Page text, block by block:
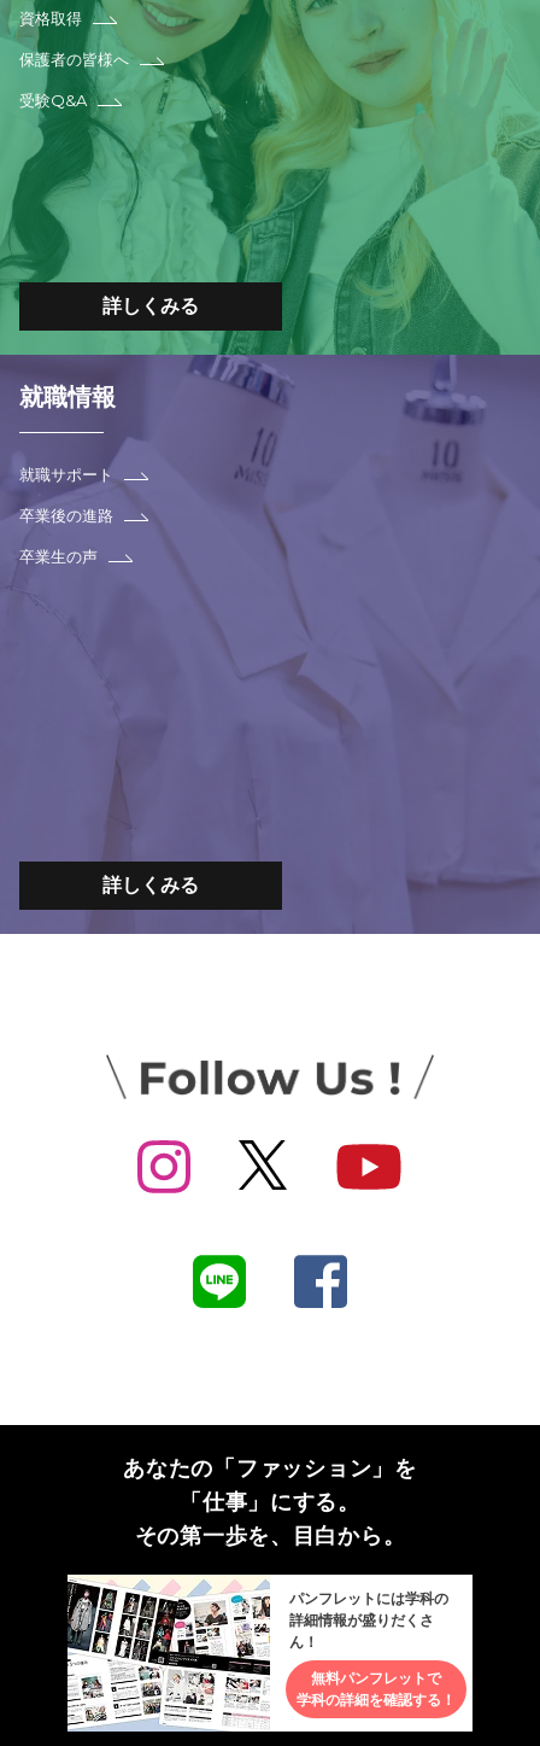
資格取得
保護者の皆様へ
受験Q&A
詳しくみる
就職情報
就職サポート
卒業後の進路
卒業生の声
詳しくみる
あなたの「ファッション」を
「仕事」にする。
その第一歩を、目白から。
パンフレットには学科の
詳細情報が盛りだくさ
ん！
無料パンフレットで
学科の詳細を確認する！